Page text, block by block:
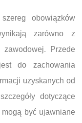
obowiązków
zarówno z
Przede
do zachowania
uzyskanych od
dotyczące
być ujawniane